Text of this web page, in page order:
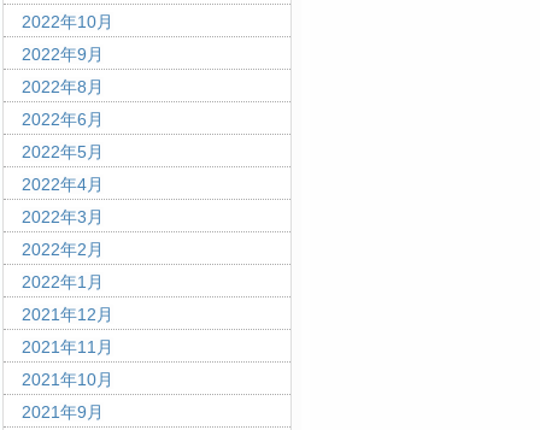
2022年10月
2022年9月
2022年8月
2022年6月
2022年5月
2022年4月
2022年3月
2022年2月
2022年1月
2021年12月
2021年11月
2021年10月
2021年9月